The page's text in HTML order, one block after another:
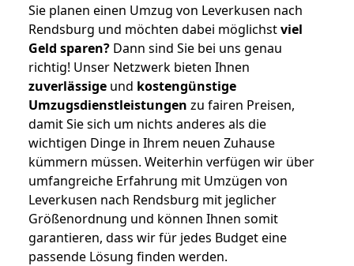
Sie planen einen Umzug von Leverkusen nach
Rendsburg und möchten dabei möglichstviel
Geld sparen? Dann sind Sie bei uns genau
richtig! Unser Netzwerk bieten Ihnen
zuverlässige und kostengünstige
Umzugsdienstleistungen zu fairen Preisen,
damit Sie sich um nichts anderes als die
wichtigen Dinge in Ihrem neuen Zuhause
kümmern müssen. Weiterhin verfügen wir über
umfangreiche Erfahrung mit Umzügen von
Leverkusen nach Rendsburg mit jeglicher
Größenordnung und können Ihnen somit
garantieren, dass wir für jedes Budget eine
passende Lösung finden werden.